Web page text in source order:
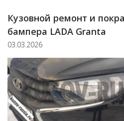
Кузовной ремонт и
бампера LADA Granta
03.03.2026